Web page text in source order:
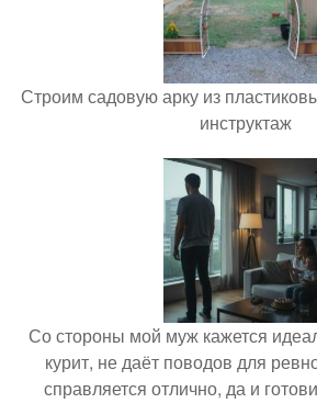
Строим садовую арку из
инструктаж
Со стороны мой муж кажется
курит, не даёт поводов для
справляется отлично, да и